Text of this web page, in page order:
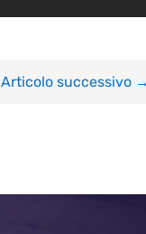
Articolo successivo→